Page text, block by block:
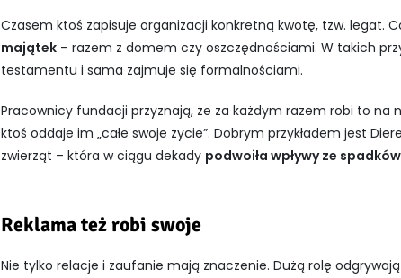
Czasem ktoś zapisuje organizacji konkretną kwotę, tzw. legat.
majątek– razem z domem czy oszczędnościami. W takich
testamentu i sama zajmuje się formalnościami.
Pracownicy fundacji przyznają, że za każdym razem robi to
ktoś oddaje im „całe swoje życie”. Dobrym przykładem jest
zwierząt – która w ciągu dekady podwoiła wpływy ze spadków
Reklama też robi swoje
Nie tylko relacje i zaufanie mają znaczenie. Dużą rolę